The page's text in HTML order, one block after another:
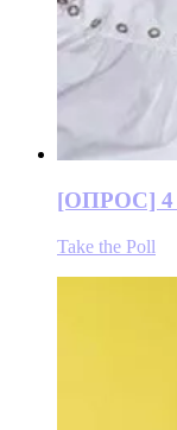
[ОПРОС] 4
Take the Poll